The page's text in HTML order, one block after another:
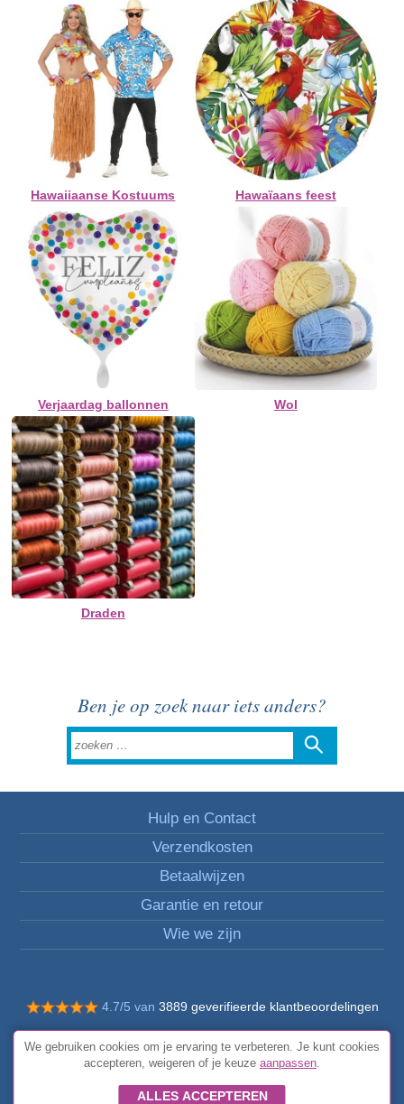
Hawaiiaanse Kostuums Hawaïaans feest
Verjaardag ballonnen Wol
Draden
Ben je op zoek naar iets anders?
Hulp en Contact
Verzendkosten
Betaalwijzen
Garantie en retour
Wie we zijn
4.7/5 van 3889 geverifieerde klantbeoordelingen
© Alle rechten voorbehouden FunToCome
Algemene voorwaarden
We gebruiken cookies om je ervaring te verbeteren. Je kunt cookies
accepteren, weigeren of je keuze aanpassen.
ALLES ACCEPTEREN